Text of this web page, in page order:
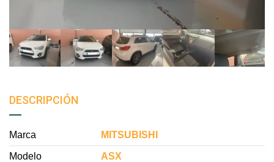
DESCRIPCIÓN
Marca MITSUBISHI
Modelo ASX